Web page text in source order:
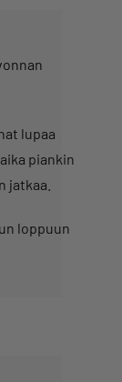
lupaa
piankin
jatkaa.
loppuun